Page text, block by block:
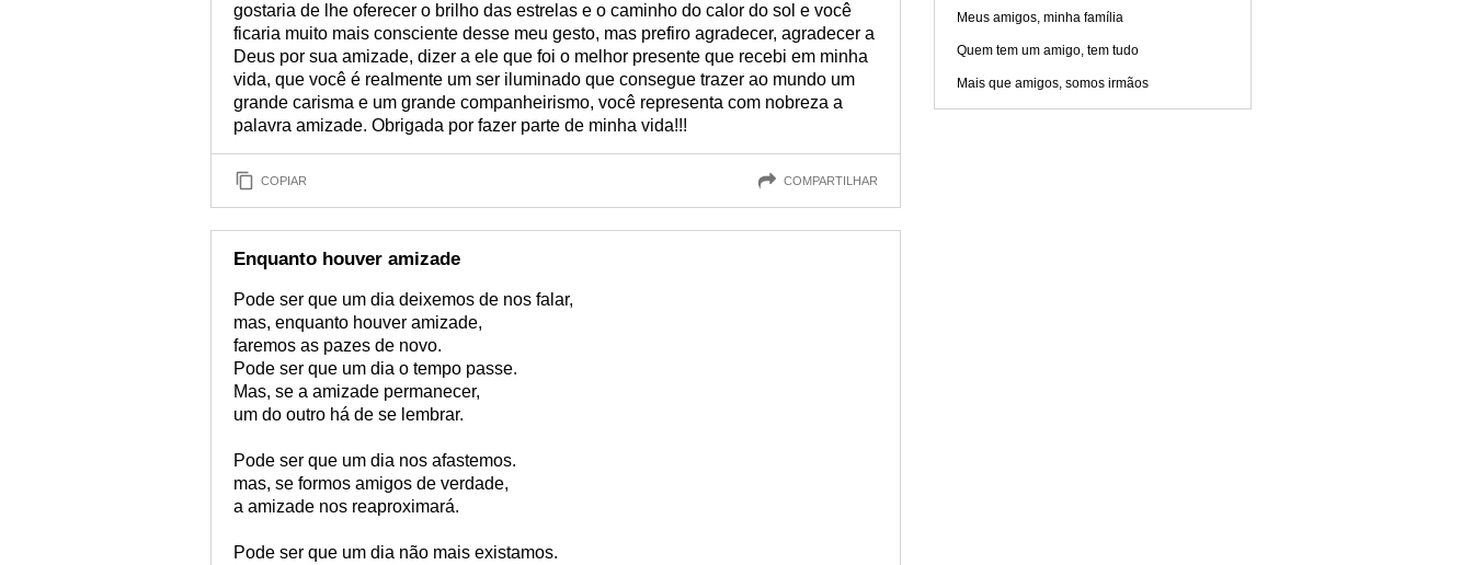
gostaria de lhe oferecer o brilho das estrelas e o caminho do calor do sol e você
ficaria muito mais consciente desse meu gesto, mas prefiro agradecer, agradecer a
Deus por sua amizade, dizer a ele que foi o melhor presente que recebi em minha
vida, que você é realmente um ser iluminado que consegue trazer ao mundo um
grande carisma e um grande companheirismo, você representa com nobreza a
palavra amizade. Obrigada por fazer parte de minha vida!!!
COPIAR COMPARTILHAR
Enquanto houver amizade
Pode ser que um dia deixemos de nos falar,
mas, enquanto houver amizade,
faremos as pazes de novo.
Pode ser que um dia o tempo passe.
Mas, se a amizade permanecer,
um do outro há de se lembrar.
Pode ser que um dia nos afastemos.
mas, se formos amigos de verdade,
a amizade nos reaproximará.
Pode ser que um dia não mais existamos.
Meus amigos, minha família
Quem tem um amigo, tem tudo
Mais que amigos, somos irmãos